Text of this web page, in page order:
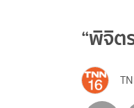
“พิจิต